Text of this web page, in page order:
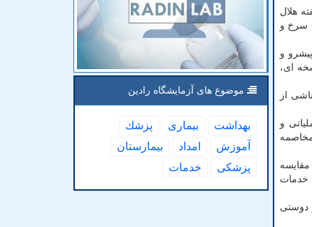
هلال
سرخ و
و
ای،
مشکلات ناشی از
و
و مقایسه
خدمات
دوستی
موضوع های آزمایشگاه رادین
بهداشت بیماری
پزشك
آموزش
امداد
بیمارستان
پزشكی
خدمات